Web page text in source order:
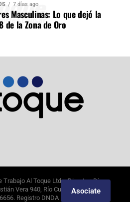
7 días ago
Masculinas: Lo que dejó la
de la Zona de Oro
Trabajo Al Toque Ltda. Director: Diego
Vera 940, Río Cuarto, Córdoba.
6656. Registro DNDA N°09649388.
Asociate